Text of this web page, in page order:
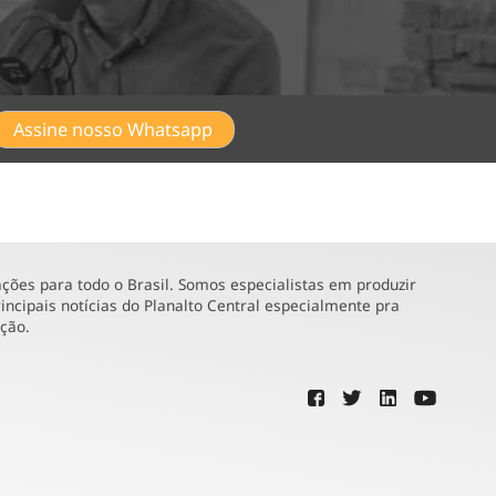
Assine nosso Whatsapp
para todo o Brasil. Somos especialistas em produzir
notícias do Planalto Central especialmente pra